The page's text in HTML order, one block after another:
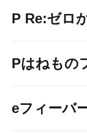
P Re:ゼロ
Pはねもの
eフィーバ